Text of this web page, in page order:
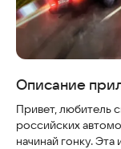
Описание
Привет, любитель
российских
начинай гонку. Эта